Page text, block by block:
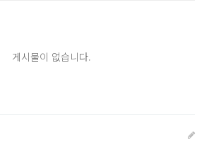
게시물이 없습니다.